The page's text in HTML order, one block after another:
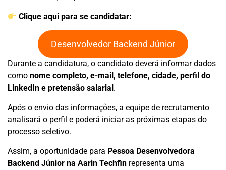
Clique aqui para se candidatar:
Desenvolvedor Backend Júnior
Durante a candidatura, o candidato deverá informar dados
como nome completo, e-mail, telefone, cidade, perfil do
LinkedIn e pretensão salarial.
Após o envio das informações, a equipe de recrutamento
analisará o perfil e poderá iniciar as próximas etapas do
processo seletivo.
Assim, a oportunidade para Pessoa Desenvolvedora
Backend Júnior na Aarin Techfin representa uma